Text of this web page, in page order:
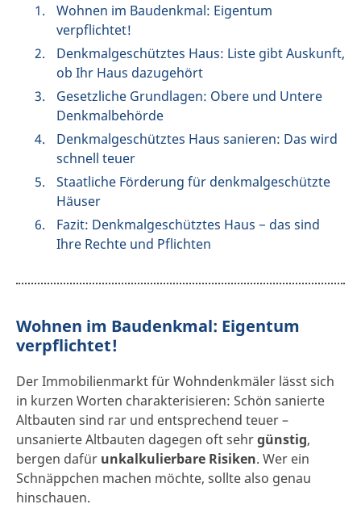
Wohnen im Baudenkmal: Eigentum
verpflichtet!
Denkmalgeschütztes Haus: Liste gibt Auskunft,
ob Ihr Haus dazugehört
Gesetzliche Grundlagen: Obere und Untere
Denkmalbehörde
Denkmalgeschütztes Haus sanieren: Das wird
schnell teuer
Staatliche Förderung für denkmalgeschützte
Häuser
Fazit: Denkmalgeschütztes Haus − das sind
Ihre Rechte und Pflichten
Wohnen im Baudenkmal: Eigentum
verpflichtet!
Der Immobilienmarkt für Wohndenkmäler lässt sich
in kurzen Worten charakterisieren: Schön sanierte
Altbauten sind rar und entsprechend teuer –
unsanierte Altbauten dagegen oft sehrgünstig,
bergen dafür unkalkulierbare Risiken. Wer ein
Schnäppchen machen möchte, sollte also genau
hinschauen.